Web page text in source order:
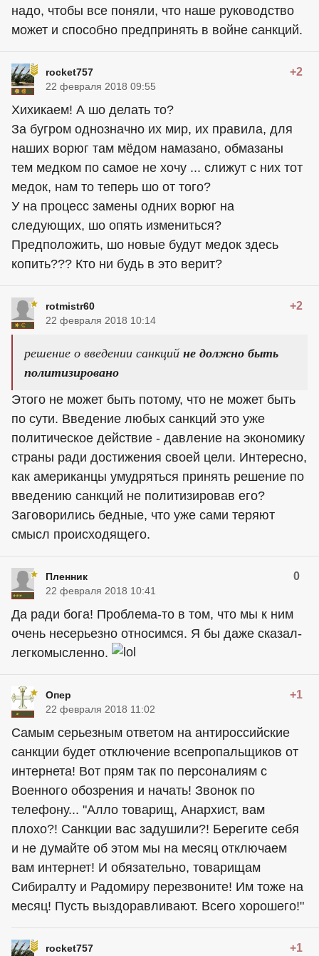
надо, чтобы все поняли, что наше руководство
может и способно предпринять в войне санкций.
rocket757 +2
22 февраля 2018 09:55
Хихикаем! А шо делать то?
За бугром однозначно их мир, их правила, для
наших ворюг там мёдом намазано, обмазаны
тем медком по самое не хочу ... слижут с них тот
медок, нам то теперь шо от того?
У на процесс замены одних ворюг на
следующих, шо опять измениться?
Предположить, шо новые будут медок здесь
копить??? Кто ни будь в это верит?
rotmistr60 +2
22 февраля 2018 10:14
решение о введении санкций не должно быть
политизировано
Этого не может быть потому, что не может быть
по сути. Введение любых санкций это уже
политическое действие - давление на экономику
страны ради достижения своей цели. Интересно,
как американцы умудряться принять решение по
введению санкций не политизировав его?
Заговорились бедные, что уже сами теряют
смысл происходящего.
Пленник 0
22 февраля 2018 10:41
Да ради бога! Проблема-то в том, что мы к ним
очень несерьезно относимся. Я бы даже сказал-
легкомысленно.
Опер +1
22 февраля 2018 11:02
Самым серьезным ответом на антироссийские
санкции будет отключение всепропальщиков от
интернета! Вот прям так по персоналиям с
Военного обозрения и начать! Звонок по
телефону... "Алло товарищ, Анархист, вам
плохо?! Санкции вас задушили?! Берегите себя
и не думайте об этом мы на месяц отключаем
вам интернет! И обязательно, товарищам
Сибиралту и Радомиру перезвоните! Им тоже на
месяц! Пусть выздоравливают. Всего хорошего!"
rocket757 +1